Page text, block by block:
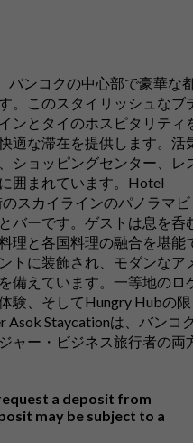
バンコクの中心部で豪華な
。このスタイリッシュなブ
ンとタイのホスピタリティ
適な滞在を提供します。活
ショッピングセンター、レ
囲まれています。Hotel
スカイラインのパノラマビ
バーです。ゲストは息を呑
理と各国料理の融合を堪能
トに装飾され、モダンなア
備えています。一等地のロ
験、そしてHungry Hubの限
Asok Staycationは、バンコ
ャー・ビジネス旅行者の両
a deposit from
may be subject to a